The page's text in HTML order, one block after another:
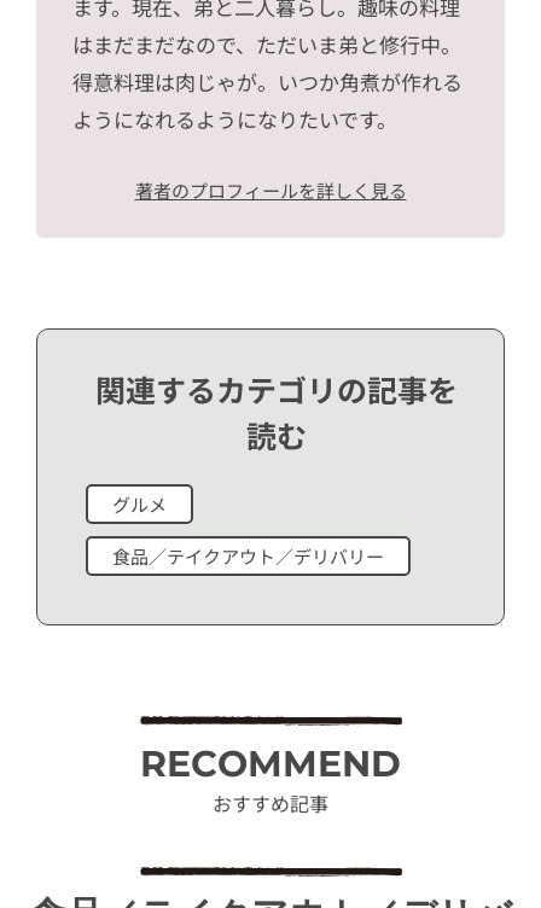
ます。現在、弟と二人暮らし。趣味の料理
はまだまだなので、ただいま弟と修行中。
得意料理は肉じゃが。いつか角煮が作れる
ようになれるようになりたいです。
著者のプロフィールを詳しく見る
関連するカテゴリの記事を
読む
グルメ
食品／テイクアウト／デリバリー
RECOMMEND
おすすめ記事